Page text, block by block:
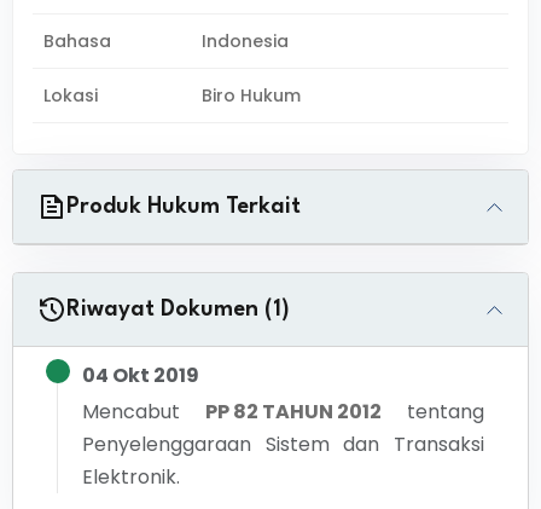
Bahasa Indonesia
Lokasi Biro Hukum
Produk Hukum Terkait
Riwayat Dokumen (1)
04 Okt 2019
Mencabut
PP 82 TAHUN 2012
tentang
Penyelenggaraan Sistem dan Transaksi
Elektronik.